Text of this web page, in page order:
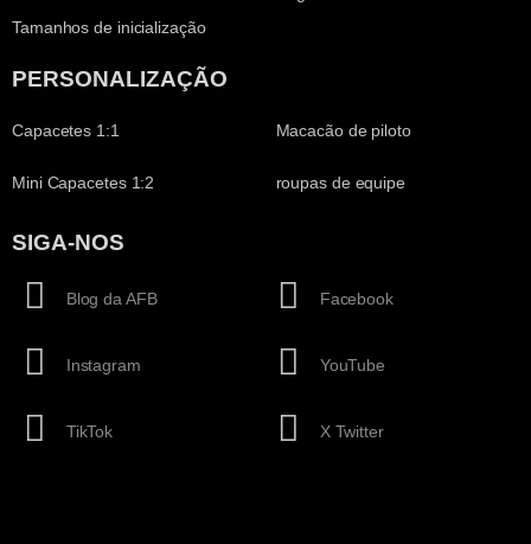
Tamanhos de inicialização
PERSONALIZAÇÃO
Capacetes 1:1
Mini Capacetes 1:2
Macacão de piloto
roupas de equipe
SIGA-NOS
Blog da AFB
Instagram
TikTok
Facebook
YouTube
X Twitter